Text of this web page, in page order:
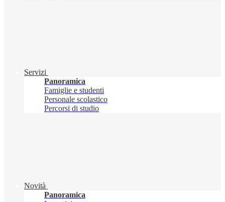
Servizi
Panoramica
Famiglie e studenti
Personale scolastico
Percorsi di studio
Novità
Panoramica